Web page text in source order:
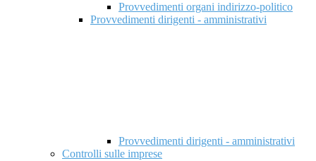
Provvedimenti organi indirizzo-politico
Provvedimenti dirigenti - amministrativi
Provvedimenti dirigenti - amministrativi
Controlli sulle imprese